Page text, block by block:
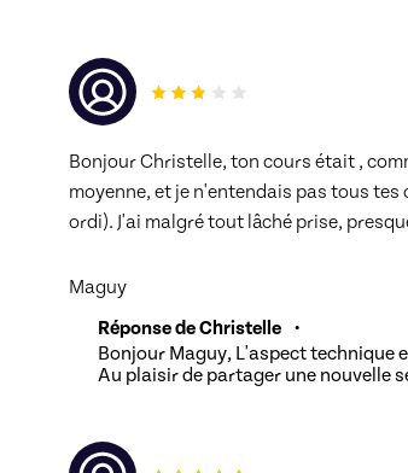
Bonjour Christelle, ton cours était ,
moyenne, et je n'entendais pas tous
ordi). J'ai malgré tout lâché prise,
Maguy
Réponse de Christelle
•
Bonjour Maguy, L'aspect technique
Au plaisir de partager une nouvelle